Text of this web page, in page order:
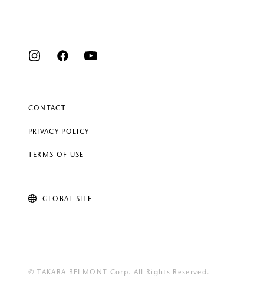
CONTACT
PRIVACY POLICY
TERMS OF USE
GLOBAL SITE
© TAKARA BELMONT Corp. All Rights Reserved.